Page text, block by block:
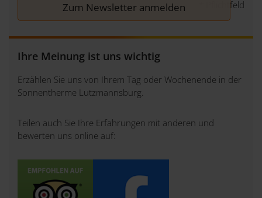
Pflichtfeld
Ihre Meinung ist uns wichtig
Erzählen Sie uns von Ihrem Tag oder Wochenende in der
Sonnentherme Lutzmannsburg.
Teilen auch Sie Ihre Erfahrungen mit anderen und
bewerten uns online auf: